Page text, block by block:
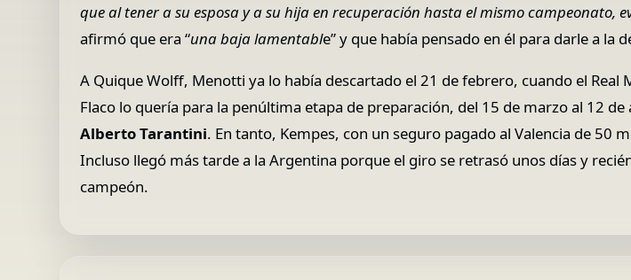
que al tener a su esposa y a su hija en recuperación hasta el mismo campeonato,
afirmó que era “una baja lamentable” y que había pensado en él para darle a la
A Quique Wolff, Menotti ya lo había descartado el 21 de febrero, cuando el
Flaco lo quería para la penúltima etapa de preparación, del 15 de marzo al 12
Alberto Tarantini. En tanto, Kempes, con un seguro pagado al Valencia de
Incluso llegó más tarde a la Argentina porque el giro se retrasó unos días y
campeón.